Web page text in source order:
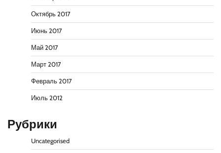
Октябрь 2017
Июнь 2017
Май 2017
Март 2017
Февраль 2017
Июль 2012
Рубрики
Uncategorised